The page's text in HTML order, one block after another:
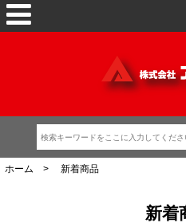
ホーム > 新着商品
新着